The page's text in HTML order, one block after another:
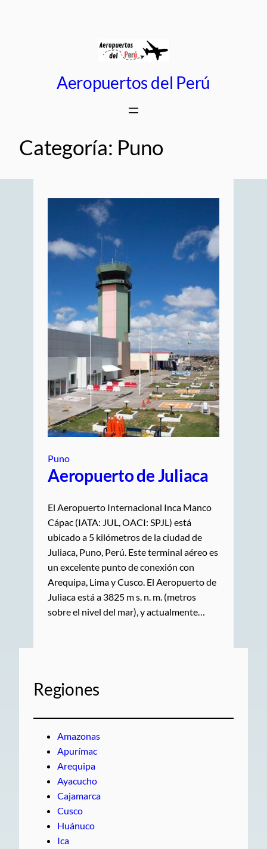
Aeropuertos del Perú
Categoría: Puno
Puno
Aeropuerto de Juliaca
El Aeropuerto Internacional Inca Manco
Cápac (IATA: JUL, OACI: SPJL) está
ubicado a 5 kilómetros de la ciudad de
Juliaca, Puno, Perú. Este terminal aéreo es
un excelente punto de conexión con
Arequipa, Lima y Cusco. El Aeropuerto de
Juliaca está a 3825 m s. n. m. (metros
sobre el nivel del mar), y actualmente…
Regiones
Amazonas
Apurímac
Arequipa
Ayacucho
Cajamarca
Cusco
Huánuco
Ica